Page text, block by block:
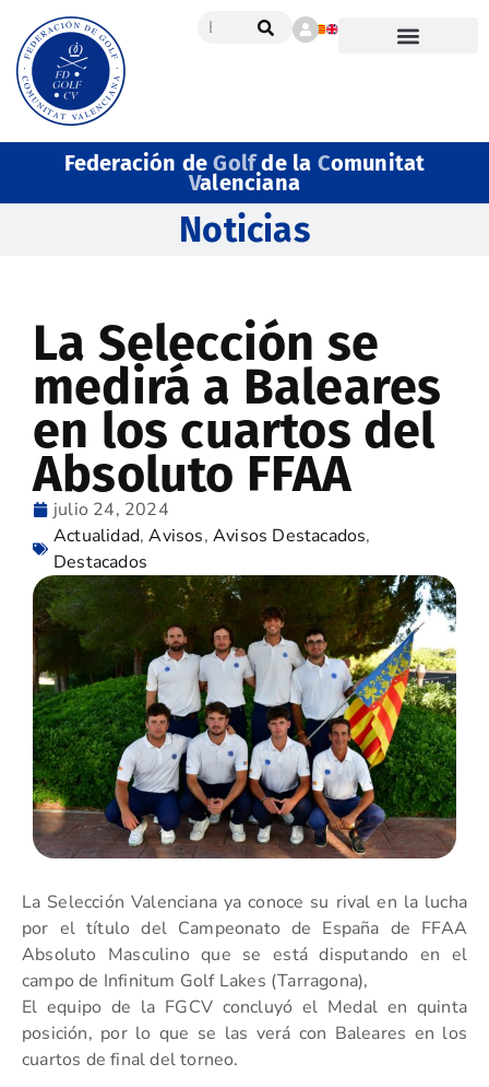
Federación deGolfde la Comunitat
Valenciana
Noticias
La Selección se
medirá a Baleares
en los cuartos del
Absoluto FFAA
julio 24, 2024
Actualidad,Avisos,Avisos Destacados,
Destacados
La Selección Valenciana ya conoce su rival en la lucha
por el título del Campeonato de España de FFAA
Absoluto Masculino que se está disputando en el
campo de Infinitum Golf Lakes (Tarragona),
El equipo de la FGCV concluyó el Medal en quinta
posición, por lo que se las verá con Baleares en los
cuartos de final del torneo.